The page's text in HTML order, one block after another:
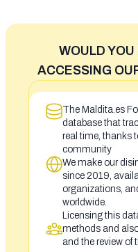
WOULD YOU
ACCESSING
The Maldita.es
database that
real time, thanks
community
We make our
since 2019,
organizations,
worldwide.
Licensing this
methods and
and the review of